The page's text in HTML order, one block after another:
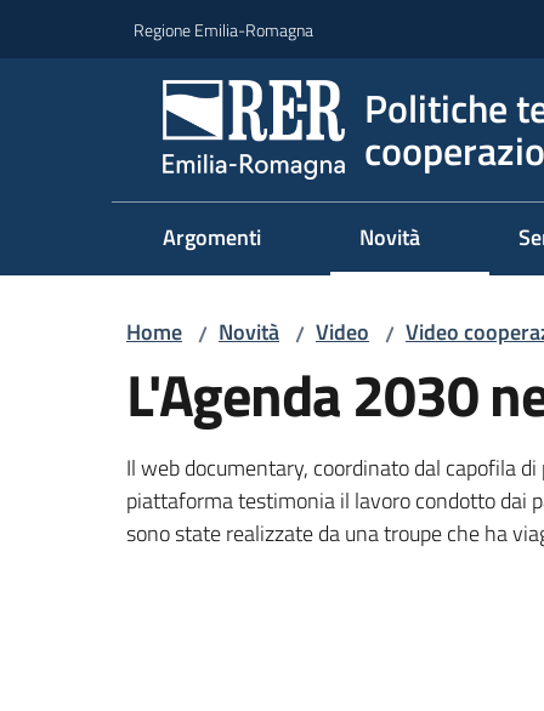
Regione Emilia-Romagna
Politiche
Argomenti Novità
Home / Novità / Video / Video
L'Agenda 2030
Il web documentary, coordinato dal capofila
piattaforma testimonia il lavoro condotto dai
sono state realizzate da una troupe che ha